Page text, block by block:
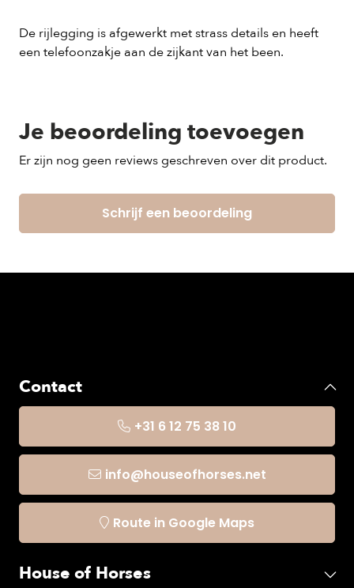
De rijlegging is afgewerkt met strass details en heeft
een telefoonzakje aan de zijkant van het been.
Je beoordeling toevoegen
Er zijn nog geen reviews geschreven over dit product.
Schrijf een beoordeling
Contact
+31 6 12 75 38 10
info@houseofhorses.net
Route in Google Maps
House of Horses